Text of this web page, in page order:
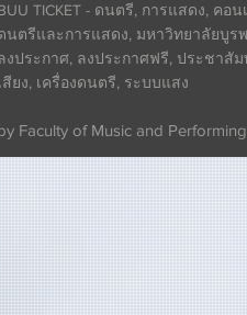
TICKET - ดนตรี, การแสดง, คอ
นตรีและการแสดง, มหาวิทยาลัยบูร
งประกาศ, ลงประกาศฟรี, ประชาสั
สียง, เครื่องดนตรี, ระบบแสง
Faculty of Music and